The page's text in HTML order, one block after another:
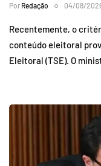
Por Redação 04/08/
Recentemente, o
conteúdo eleitoral
Eleitoral (TSE). O